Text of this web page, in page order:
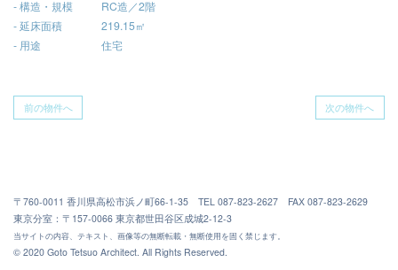
構造・規模
RC造／2階
延床面積
219.15㎡
用途
住宅
前の物件へ 次の物件へ
〒760-0011 香川県高松市浜ノ町66-1-35 TEL 087-823-2627 FAX 087-823-2629
東京分室：〒157-0066 東京都世田谷区成城2-12-3
当サイトの内容、テキスト、画像等の無断転載・無断使用を固く禁じます。
© 2020 Goto Tetsuo Architect. All Rights Reserved.